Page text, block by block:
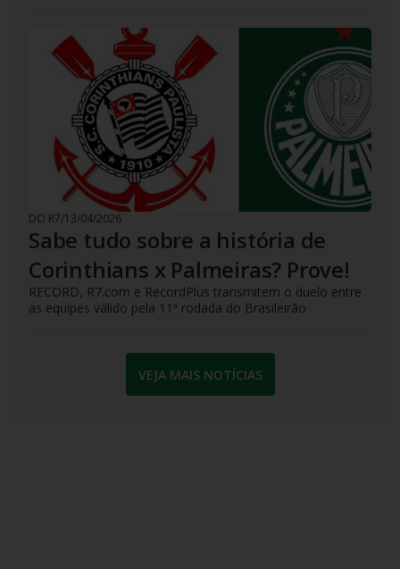
DO R7/13/04/2026
Sabe tudo sobre a história de
Corinthians x Palmeiras? Prove!
RECORD, R7.com e RecordPlus transmitem o duelo entre
as equipes válido pela 11ª rodada do Brasileirão
VEJA MAIS NOTÍCIAS